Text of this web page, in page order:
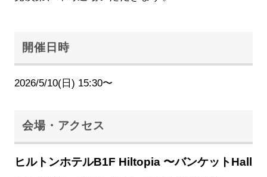
開催日時
2026/5/10(日) 15:30〜
会場・アクセス
ヒルトンホテルB1F Hiltopia 〜バンケットHall